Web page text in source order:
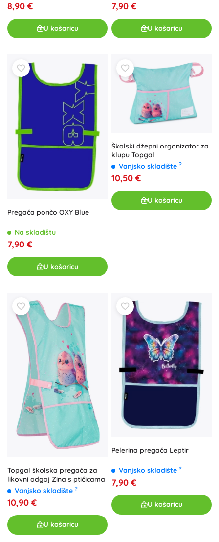
8,90 €
U košaricu
7,90 €
U košaricu
Pregača pončo OXY Blue
Na skladištu
7,90 €
U košaricu
Školski džepni organizator za
klupu Topgal
Vanjsko skladište ?
10,50 €
U košaricu
Topgal školska pregača za
likovni odgoj Zina s ptičicama
Vanjsko skladište ?
10,90 €
U košaricu
Pelerina pregača Leptir
Vanjsko skladište ?
7,90 €
U košaricu